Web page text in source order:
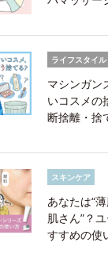
ライフスタイル
マシンガン
いコスメの
断捨離・捨
スキンケア
あなたは“
肌さん”？
すすめの使